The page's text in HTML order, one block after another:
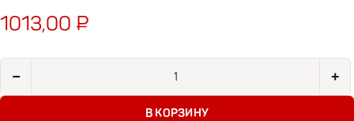
1013,00 ₽
− +
В КОРЗИНУ